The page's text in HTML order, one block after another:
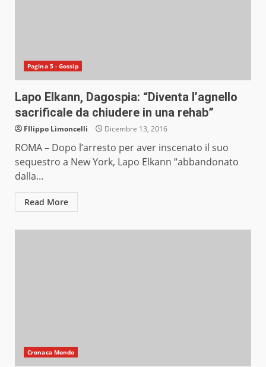
Pagina 5 - Gossip
Lapo Elkann, Dagospia: “Diventa l’agnello
sacrificale da chiudere in una rehab”
FIlippo Limoncelli Dicembre 13, 2016
ROMA – Dopo l’arresto per aver inscenato il suo
sequestro a New York, Lapo Elkann “abbandonato
dalla...
Read More
Cronaca Mondo